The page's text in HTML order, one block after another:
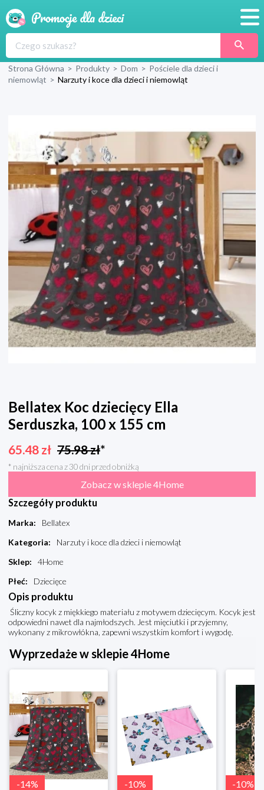
Produkty
Blog
Wyprawka
Strona Główna > Produkty > Dom > Pościele dla dzieci i
niemowląt > Narzuty i koce dla dzieci i niemowląt
Bellatex Koc dziecięcy Ella
Serduszka, 100 x 155 cm
65.48 zł 75.98zł*
* najniższa cena z 30 dni przed obniżką
Zobacz w sklepie 4Home
Szczegóły produktu
Marka:
Bellatex
Kategoria:
Narzuty i koce dla dzieci i niemowląt
Sklep:
4Home
Płeć: Dziecięce
Opis produktu
Śliczny kocyk z miękkiego materiału z motywem dziecięcym. Kocyk jest
odpowiedni nawet dla najmłodszych. Jest mięciutki i przyjemny,
wykonany z mikrowłókna, zapewni wszystkim komfort i wygodę.
Wyprzedaże w sklepie 4Home
-14% -10% -10%